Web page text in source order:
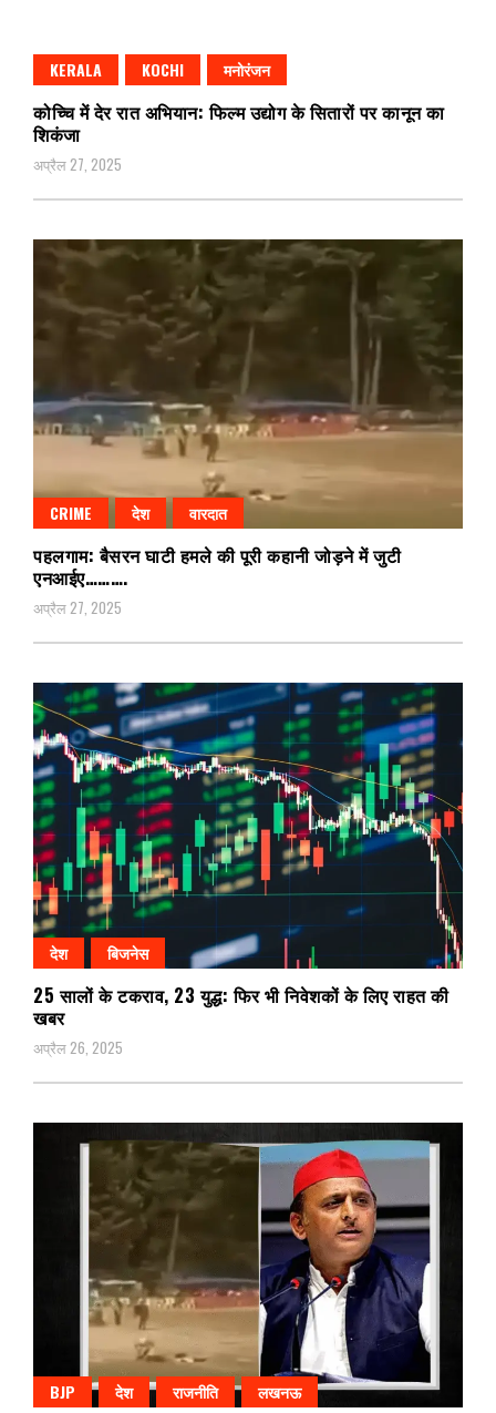
KERALA KOCHI मनोरंजन
कोच्चि में देर रात अभियान: फिल्म उद्योग के सितारों पर कानून का
शिकंजा
अप्रैल 27, 2025
CRIME देश वारदात
पहलगाम: बैसरन घाटी हमले की पूरी कहानी जोड़ने में जुटी
एनआईए……….
अप्रैल 27, 2025
देश बिजनेस
25 सालों के टकराव, 23 युद्ध: फिर भी निवेशकों के लिए राहत की
खबर
अप्रैल 26, 2025
BJP देश राजनीति लखनऊ